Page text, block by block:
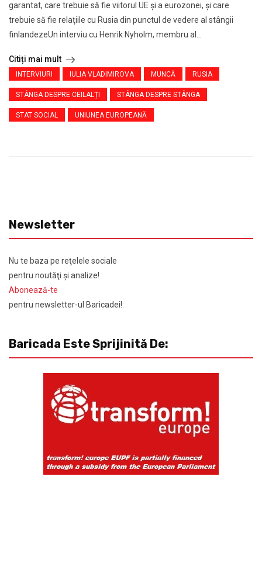
garantat, care trebuie să fie viitorul UE şi a eurozonei, şi care
trebuie să fie relaţiile cu Rusia din punctul de vedere al stângii
finlandezeUn interviu cu Henrik Nyholm, membru al...
Citiți mai mult
INTERVIURI IULIA VLADIMIROVA MUNCĂ RUSIA
STÂNGA DESPRE CEILALȚI STÂNGA DESPRE STÂNGA
STAT SOCIAL UNIUNEA EUROPEANĂ
Newsletter
Nu te baza pe reţelele sociale
pentru noutăţi şi analize!
Abonează-te
pentru newsletter-ul Baricadei!:
Baricada Este Sprijinită De: